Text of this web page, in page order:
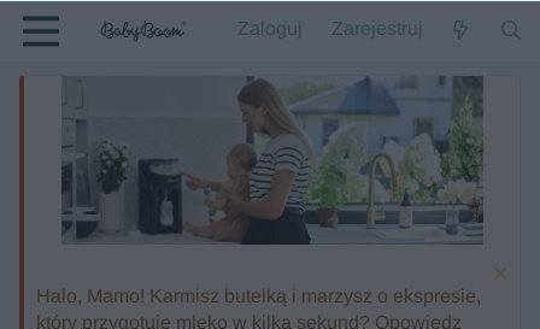
Zaloguj Zarejestruj
Halo, Mamo! Karmisz butelką i marzysz o ekspresie,
który przygotuje mleko w kilka sekund? Opowiedz